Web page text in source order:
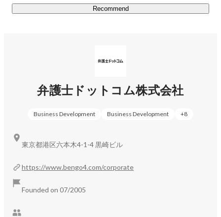
Recommend
弁護士ドットコム株式会社
Business Development Business Development +8
https://www.bengo4.com/corporate
Founded on 07/2005
東京都港区六本木4-1-4 黒崎ビル